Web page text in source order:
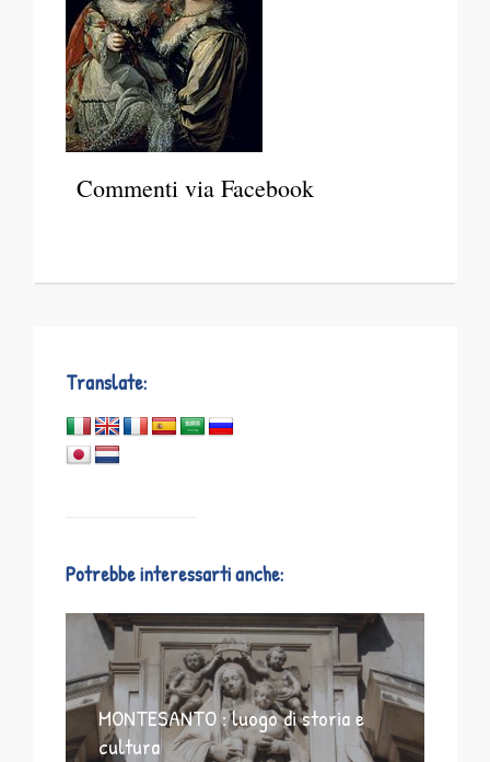
Commenti via Facebook
Translate:
Potrebbe interessarti anche:
MONTESANTO : luogo di storia e
cultura